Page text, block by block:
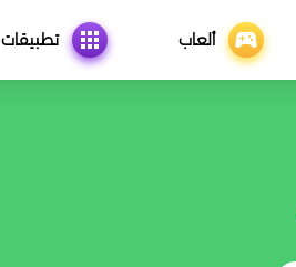
ألعاب تطبيقات